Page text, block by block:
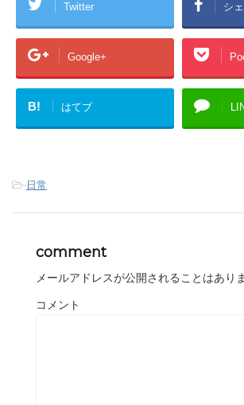
Twitter シ
Google+
B! はてブ
-日常
comment
メールアドレスが公開されることはあり
コメント